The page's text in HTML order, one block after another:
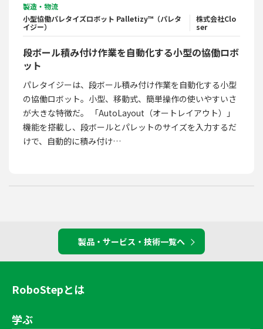
製造・物流
小型協働パレタイズロボット Palletizy™（パレタ
イジー）
株式会社Clo
ser
段ボール積み付け作業を自動化する小型の協働ロボ
ット
パレタイジーは、段ボール積み付け作業を自動化する小型
の協働ロボット。小型、移動式、簡単操作の使いやすいさ
が大きな特徴だ。 「AutoLayout（オートレイアウト）」
機能を搭載し、段ボールとパレットのサイズを入力するだ
けで、自動的に積み付け…
製品・サービス・技術一覧へ
RoboStepとは
学ぶ